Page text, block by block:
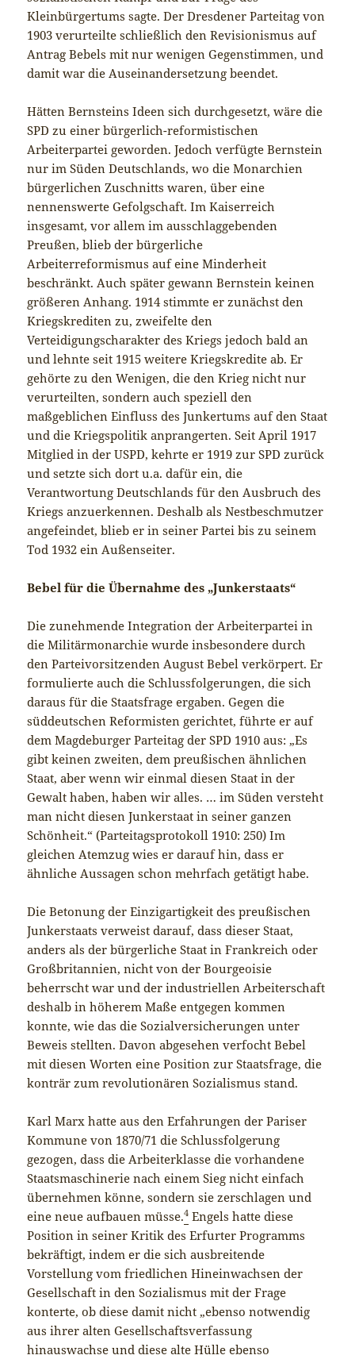
Kleinbürgertums sagte. Der Dresdener Parteitag von
1903 verurteilte schließlich den Revisionismus auf
Antrag Bebels mit nur wenigen Gegenstimmen, und
damit war die Auseinandersetzung beendet.
Hätten Bernsteins Ideen sich durchgesetzt, wäre die
SPD zu einer bürgerlich-reformistischen
Arbeiterpartei geworden. Jedoch verfügte Bernstein
nur im Süden Deutschlands, wo die Monarchien
bürgerlichen Zuschnitts waren, über eine
nennenswerte Gefolgschaft. Im Kaiserreich
insgesamt, vor allem im ausschlaggebenden
Preußen, blieb der bürgerliche
Arbeiterreformismus auf eine Minderheit
beschränkt. Auch später gewann Bernstein keinen
größeren Anhang. 1914 stimmte er zunächst den
Kriegskrediten zu, zweifelte den
Verteidigungscharakter des Kriegs jedoch bald an
und lehnte seit 1915 weitere Kriegskredite ab. Er
gehörte zu den Wenigen, die den Krieg nicht nur
verurteilten, sondern auch speziell den
maßgeblichen Einfluss des Junkertums auf den Staat
und die Kriegspolitik anprangerten. Seit April 1917
Mitglied in der USPD, kehrte er 1919 zur SPD zurück
und setzte sich dort u.a. dafür ein, die
Verantwortung Deutschlands für den Ausbruch des
Kriegs anzuerkennen. Deshalb als Nestbeschmutzer
angefeindet, blieb er in seiner Partei bis zu seinem
Tod 1932 ein Außenseiter.
Bebel für die Übernahme des „Junkerstaats“
Die zunehmende Integration der Arbeiterpartei in
die Militärmonarchie wurde insbesondere durch
den Parteivorsitzenden August Bebel verkörpert. Er
formulierte auch die Schlussfolgerungen, die sich
daraus für die Staatsfrage ergaben. Gegen die
süddeutschen Reformisten gerichtet, führte er auf
dem Magdeburger Parteitag der SPD 1910 aus: „Es
gibt keinen zweiten, dem preußischen ähnlichen
Staat, aber wenn wir einmal diesen Staat in der
Gewalt haben, haben wir alles. … im Süden versteht
man nicht diesen Junkerstaat in seiner ganzen
Schönheit.“ (Parteitagsprotokoll 1910: 250) Im
gleichen Atemzug wies er darauf hin, dass er
ähnliche Aussagen schon mehrfach getätigt habe.
Die Betonung der Einzigartigkeit des preußischen
Junkerstaats verweist darauf, dass dieser Staat,
anders als der bürgerliche Staat in Frankreich oder
Großbritannien, nicht von der Bourgeoisie
beherrscht war und der industriellen Arbeiterschaft
deshalb in höherem Maße entgegen kommen
konnte, wie das die Sozialversicherungen unter
Beweis stellten. Davon abgesehen verfocht Bebel
mit diesen Worten eine Position zur Staatsfrage, die
konträr zum revolutionären Sozialismus stand.
Karl Marx hatte aus den Erfahrungen der Pariser
Kommune von 1870/71 die Schlussfolgerung
gezogen, dass die Arbeiterklasse die vorhandene
Staatsmaschinerie nach einem Sieg nicht einfach
übernehmen könne, sondern sie zerschlagen und
eine neue aufbauen müsse.4 Engels hatte diese
Position in seiner Kritik des Erfurter Programms
bekräftigt, indem er die sich ausbreitende
Vorstellung vom friedlichen Hineinwachsen der
Gesellschaft in den Sozialismus mit der Frage
konterte, ob diese damit nicht „ebenso notwendig
aus ihrer alten Gesellschaftsverfassung
hinauswachse und diese alte Hülle ebenso